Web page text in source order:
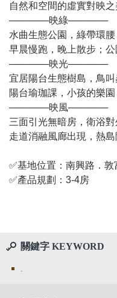
自然和空間的虛實對映之
──────映綠──────
水曲生態公園，綠帶環
早晨慢跑，晚上散步；
──────映光──────
宜居陽台生態樹島，鳥
陽台瑜珈課，小孩的樂
──────映風──────
三面引光無暗房，衛浴
走道消融風廊出現，熱
✅基地位置：南興路．敦
✅產品規劃：3-4房
關鍵字 KEYWORD
.